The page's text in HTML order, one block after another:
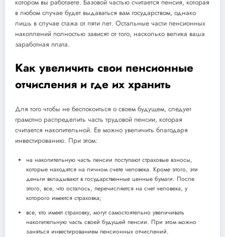
котором вы работаете. Базовой частью считается пенсия, которая
в любом случае будет выдаваться вам государством, однако
лишь в случае стажа от пяти лет. Остальные части пенсионных
накоплений полностью зависят от того, насколько велика ваша
заработная плата.
Как увеличить свои пенсионные
отчисления и где их хранить
Для того чтобы не беспокоиться о своем будущем, следует
грамотно распределить часть трудовой пенсии, которая
считается накопительной. Ее можно увеличить благодаря
инвестированию. При этом:
на накопительную часть пенсии поступают страховые взносы,
которые находятся на личном счете человека. Кроме этого, эти
деньги вкладывают в государственные ценные бумаги. После
этого, все, что осталось, перечисляется на счет человека, у
которого имеется страховка;
все, кто имеет страховку, могут самостоятельно увеличивать
накопительную часть своей будущей пенсии. При этом можно
заняться инвестированием пенсионных отчислений.